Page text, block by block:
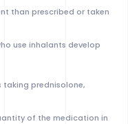
than prescribed or taken
use inhalants develop
taking prednisolone,
of the medication in